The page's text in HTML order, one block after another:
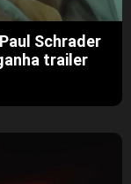
Schrader
trailer